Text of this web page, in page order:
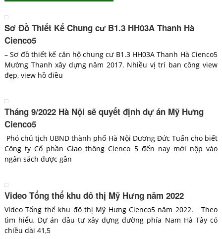
Sơ Đồ Thiết Kế Chung cư B1.3 HH03A Thanh Hà
Cienco5
– Sơ đồ thiết kế căn hộ chung cư B1.3 HH03A Thanh Hà Cienco5
Mường Thanh xây dựng năm 2017. Nhiều vị trí ban công view
đẹp, view hồ điều
Tháng 9/2022 Hà Nội sẽ quyết định dự án Mỹ Hưng
Cienco5
Phó chủ tịch UBND thành phố Hà Nội Dương Đức Tuấn cho biết
Công ty Cổ phần Giao thông Cienco 5 đến nay mới nộp vào
ngân sách được gần
Video Tổng thể khu đô thị Mỹ Hưng năm 2022
Video Tổng thể khu đô thị Mỹ Hưng Cienco5 năm 2022. Theo
tìm hiểu, Dự án đầu tư xây dựng đường phía Nam Hà Tây có
chiều dài 41,5